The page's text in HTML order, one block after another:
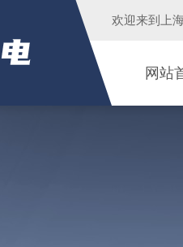
欢迎来到 上
网站